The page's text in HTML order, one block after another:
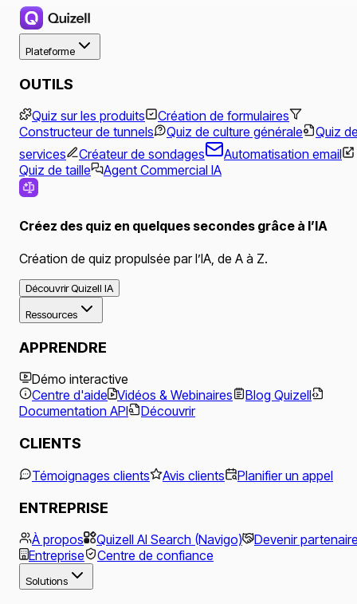
Plateforme
OUTILS
Quiz sur les produits
Création de formulaires
Constructeur de tunnels
Quiz de culture générale
Quiz
services
Créateur de sondages
Automatisation email
Quiz de taille
Agent Commercial IA
Créez des quiz en quelques secondes grâce à l’IA
Création de quiz propulsée par l’IA, de A à Z.
Découvrir Quizell IA
Ressources
APPRENDRE
Démo interactive
Centre d'aide
Vidéos & Webinaires
Blog Quizell
Documentation API
Découvrir
CLIENTS
Témoignages clients Avis clients Planifier un appel
ENTREPRISE
À propos Quizell AI Search (Navigo)
Devenir
Entreprise
Centre de confiance
Solutions